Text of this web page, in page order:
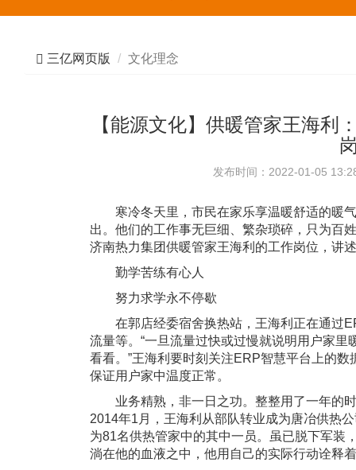
三亿网页版 文化理念
【能源文化】供暖管家王海利
发布时间：2022-01-05
寒冷冬天里，市民在家乐享温暖舒适的暖气
出。他们的工作事无巨细、繁杂琐碎，只为百
济南热力集团供暖管家王海利的工作岗位，讲
勤学苦练有心人
努力求学永不停歇
在郭店经委宿舍换热站，王海利正在通过
流量等。“一旦流量过快或过慢就说明用户家
看看。”王海利要时刻关注ERP智慧平台上的
保证用户家中温度正常。
业务精熟，非一日之功。整整用了一年的时
2014年1月，王海利从部队转业成为唐冶供热
为81名供热管家中的其中一员。虽已脱下军装
淌在他的血液之中，他用自己的实际行动诠释